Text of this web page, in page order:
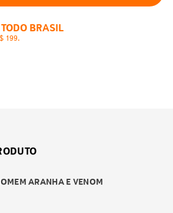
TODO BRASIL
199.
ARANHA E VENOM